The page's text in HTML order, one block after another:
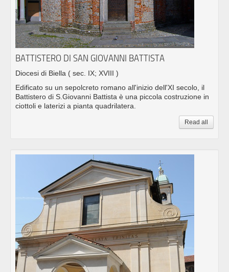
BATTISTERO DI SAN GIOVANNI BATTISTA
Diocesi di Biella ( sec. IX; XVIII )
Edificato su un sepolcreto romano all'inizio dell'XI secolo, il
Battistero di S.Giovanni Battista è una piccola costruzione in
ciottoli e laterizi a pianta quadrilatera.
Read all